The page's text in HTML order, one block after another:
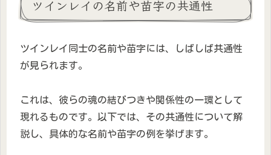
ツインレイの名前や苗字の共通性
ツインレイ同士の名前や苗字には、しばしば共通性
が見られます。
これは、彼らの魂の結びつきや関係性の一環として
現れるものです。以下では、その共通性について解
説し、具体的な名前や苗字の例を挙げます。